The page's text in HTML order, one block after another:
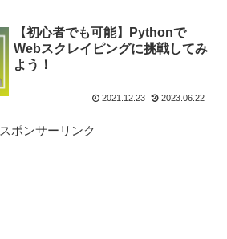
【初心者でも可能】Pythonで
Webスクレイピングに挑戦してみ
よう！
2021.12.23 2023.06.22
スポンサーリンク